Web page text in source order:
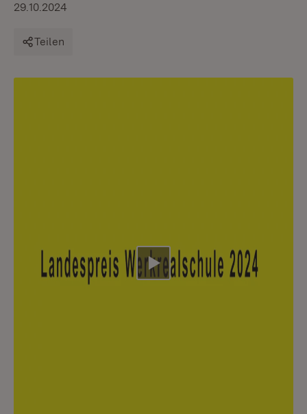
29.10.2024
Teilen
Video abspielen